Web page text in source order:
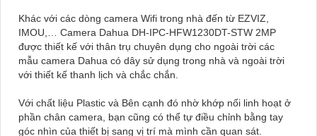
Khác với các dòng camera Wifi trong nhà đến từ EZVIZ,
IMOU,… Camera Dahua DH-IPC-HFW1230DT-STW 2MP
được thiết kế với thân trụ chuyên dụng cho ngoài trời các
mẫu camera Dahua có dây sử dụng trong nhà và ngoài trời
với thiết kế thanh lịch và chắc chắn.
Với chất liệu Plastic và Bên cạnh đó nhờ khớp nối linh hoạt ở
phần chân camera, bạn cũng có thể tự điều chỉnh bằng tay
góc nhìn của thiết bị sang vị trí mà mình cần quan sát.